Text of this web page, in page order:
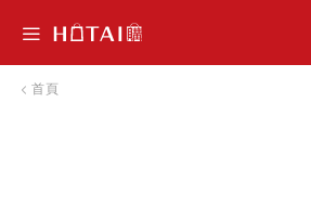
首頁